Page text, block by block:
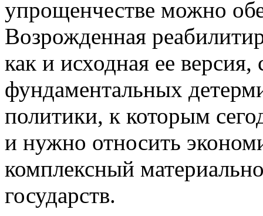
упрощенчестве можно
Возрожденная
как и исходная ее
фундаментальных
политики, к которым
и нужно относить
комплексный
государств.